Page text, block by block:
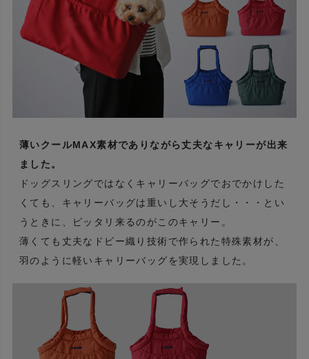
薄いクールMAX素材でありながら丈夫なキャリーが出来
ました。
ドッグスリングではなくキャリーバッグでおでかけした
くても、キャリーバッグは重いし大そうだし・・・とい
うときに、ピッタリ来るのがこのキャリー。
薄くても丈夫なドビー織り技術で作られた特殊素材が、
羽のように軽いキャリーバッグを実現しました。